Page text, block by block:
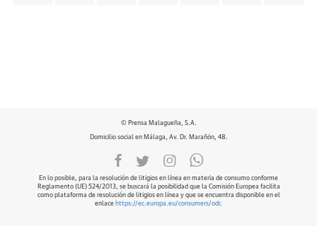
© Prensa Malagueña, S.A.
Domicilio social en Málaga, Av. Dr. Marañón, 48.
En lo posible, para la resolución de litigios en línea en materia de consumo conforme
Reglamento (UE) 524/2013, se buscará la posibilidad que la Comisión Europea facilita
como plataforma de resolución de litigios en línea y que se encuentra disponible en el
enlace https://ec.europa.eu/consumers/odr.